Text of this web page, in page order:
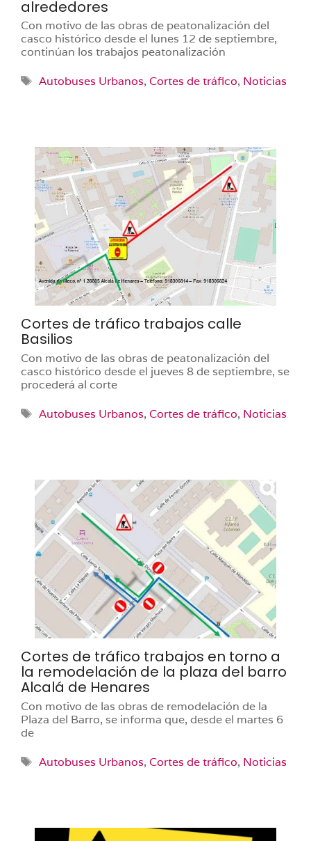
alrededores
Con motivo de las obras de peatonalización del
casco histórico desde el lunes 12 de septiembre,
continúan los trabajos peatonalización
Etiquetas
Autobuses Urbanos, Cortes de tráfico, Noticias
Cortes de tráfico trabajos calle
Basilios
Con motivo de las obras de peatonalización del
casco histórico desde el jueves 8 de septiembre, se
procederá al corte
Etiquetas
Autobuses Urbanos, Cortes de tráfico, Noticias
Cortes de tráfico trabajos en torno a
la remodelación de la plaza del barro
Alcalá de Henares
Con motivo de las obras de remodelación de la
Plaza del Barro, se informa que, desde el martes 6
de
Etiquetas
Autobuses Urbanos, Cortes de tráfico, Noticias